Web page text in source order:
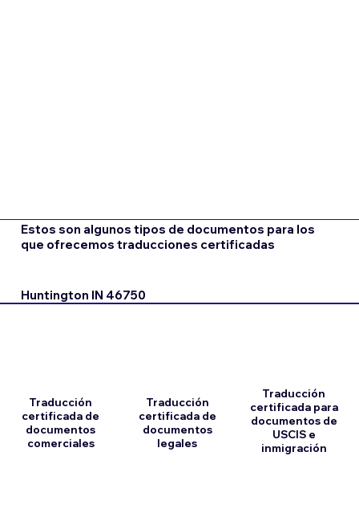
Estos son algunos tipos de documentos para los
que ofrecemos traducciones certificadas
Huntington IN 46750
Traducción
certificada de
documentos
comerciales
Traducción
certificada de
documentos
legales
Traducción
certificada para
documentos de
USCIS e
inmigración